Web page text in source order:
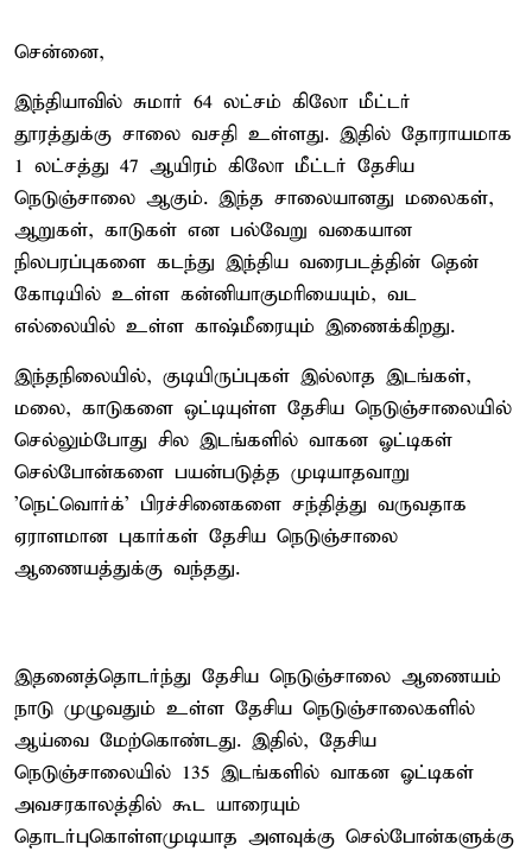
சென்னை,
இந்தியாவில் சுமார் 64 லட்சம் கிலோ மீட்டர்
தூரத்துக்கு சாலை வசதி உள்ளது. இதில் தோராயமாக
1 லட்சத்து 47 ஆயிரம் கிலோ மீட்டர் தேசிய
நெடுஞ்சாலை ஆகும். இந்த சாலையானது மலைகள்,
ஆறுகள், காடுகள் என பல்வேறு வகையான
நிலபரப்புகளை கடந்து இந்திய வரைபடத்தின் தென்
கோடியில் உள்ள கன்னியாகுமரியையும், வட
எல்லையில் உள்ள காஷ்மீரையும் இணைக்கிறது.
இந்தநிலையில், குடியிருப்புகள் இல்லாத இடங்கள்,
மலை, காடுகளை ஒட்டியுள்ள தேசிய நெடுஞ்சாலையில்
செல்லும்போது சில இடங்களில் வாகன ஓட்டிகள்
செல்போன்களை பயன்படுத்த முடியாதவாறு
'நெட்வொர்க்' பிரச்சினைகளை சந்தித்து வருவதாக
ஏராளமான புகார்கள் தேசிய நெடுஞ்சாலை
ஆணையத்துக்கு வந்தது.
இதனைத்தொடர்ந்து தேசிய நெடுஞ்சாலை ஆணையம்
நாடு முழுவதும் உள்ள தேசிய நெடுஞ்சாலைகளில்
ஆய்வை மேற்கொண்டது. இதில், தேசிய
நெடுஞ்சாலையில் 135 இடங்களில் வாகன ஓட்டிகள்
அவசரகாலத்தில் கூட யாரையும்
தொடர்புகொள்ளமுடியாத அளவுக்கு செல்போன்களுக்கு